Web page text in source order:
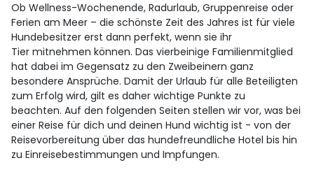
Ob Wellness-Wochenende, Radurlaub, Gruppenreise oder
Ferien am Meer – die schönste Zeit des Jahres ist für viele
Hundebesitzer erst dann perfekt, wenn sie ihr
Tier mitnehmen können. Das vierbeinige Familienmitglied
hat dabei im Gegensatz zu den Zweibeinern ganz
besondere Ansprüche. Damit der Urlaub für alle Beteiligten
zum Erfolg wird, gilt es daher wichtige Punkte zu
beachten. Auf den folgenden Seiten stellen wir vor, was bei
einer Reise für dich und deinen Hund wichtig ist - von der
Reisevorbereitung über das hundefreundliche Hotel bis hin
zu Einreisebestimmungen und Impfungen.